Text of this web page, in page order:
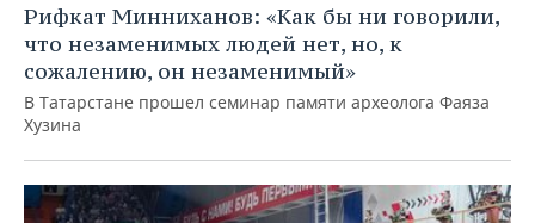
Рифкат Минниханов: «Как бы ни говорили,
что незаменимых людей нет, но, к
сожалению, он незаменимый»
В Татарстане прошел семинар памяти археолога Фаяза
Хузина